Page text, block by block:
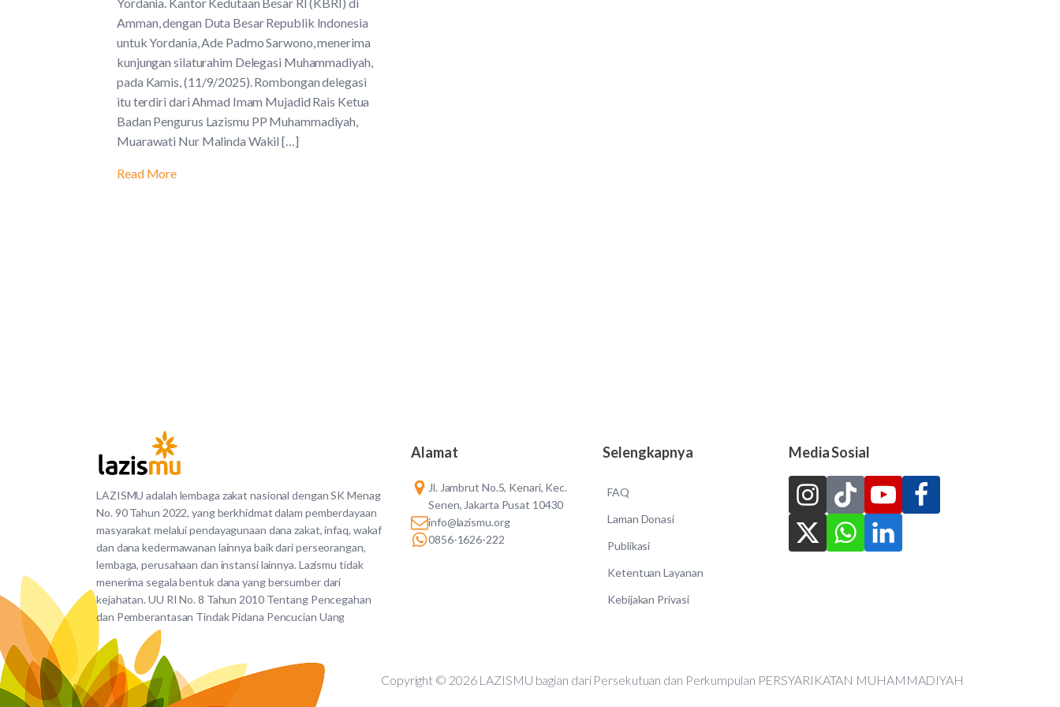
Yordania. Kantor Kedutaan Besar RI (KBRI) di
Amman, dengan Duta Besar Republik Indonesia
untuk Yordania, Ade Padmo Sarwono, menerima
kunjungan silaturahim Delegasi Muhammadiyah,
pada Kamis, (11/9/2025). Rombongan delegasi
itu terdiri dari Ahmad Imam Mujadid Rais Ketua
Badan Pengurus Lazismu PP Muhammadiyah,
Muarawati Nur Malinda Wakil […]
Read More
LAZISMU adalah lembaga zakat nasional dengan SK Menag
No. 90 Tahun 2022, yang berkhidmat dalam pemberdayaan
masyarakat melalui pendayagunaan dana zakat, infaq, wakaf
dan dana kedermawanan lainnya baik dari perseorangan,
lembaga, perusahaan dan instansi lainnya. Lazismu tidak
menerima segala bentuk dana yang bersumber dari
kejahatan. UU RI No. 8 Tahun 2010 Tentang Pencegahan
dan Pemberantasan Tindak Pidana Pencucian Uang
Alamat
Jl. Jambrut No.5, Kenari, Kec.
Senen, Jakarta Pusat 10430
info@lazismu.org
0856-1626-222
Selengkapnya
FAQ
Laman Donasi
Publikasi
Ketentuan Layanan
Kebijakan Privasi
Media Sosial
Copyright © 2026 LAZISMU bagian dari Persekutuan dan Perkumpulan PERSYARIKATAN MUHAMMADIYAH